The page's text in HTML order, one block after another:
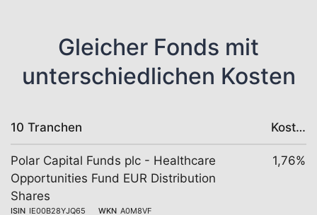
Gleicher Fonds mit
unterschiedlichen Kosten
10 Tranchen Kosten
Polar Capital Funds plc - Healthcare
Opportunities Fund EUR Distribution
Shares
ISIN IE00B28YJQ65 WKN A0M8VF
1,76%